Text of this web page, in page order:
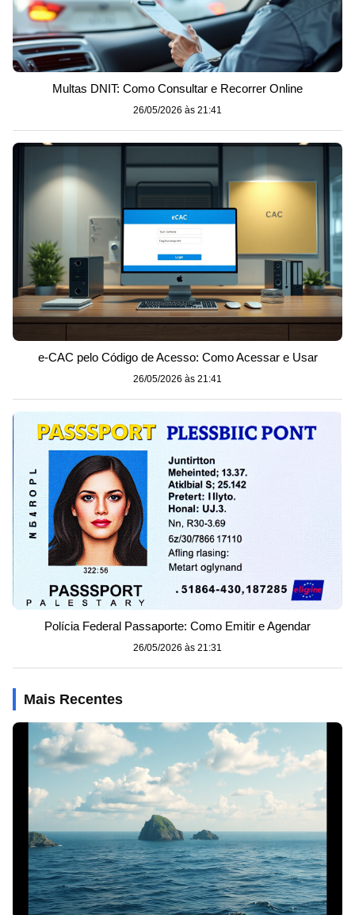
Multas DNIT: Como Consultar e Recorrer Online
26/05/2026 às 21:41
e-CAC pelo Código de Acesso: Como Acessar e Usar
26/05/2026 às 21:41
Polícia Federal Passaporte: Como Emitir e Agendar
26/05/2026 às 21:31
Mais Recentes